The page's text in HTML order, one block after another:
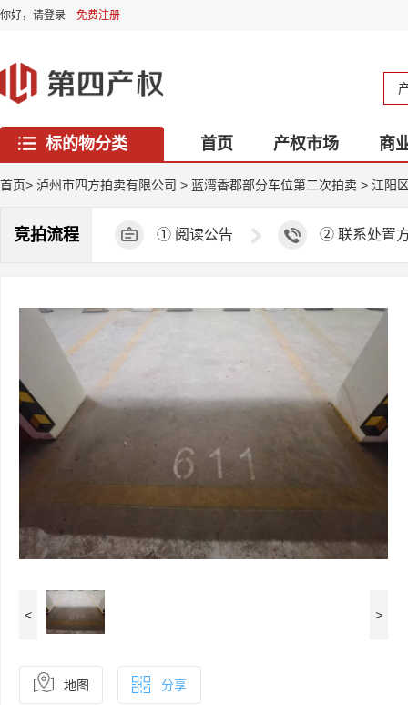
你好， 请登录 免费注册
标的物分类 首页 产权市场
商
西藏专区
首页> 泸州市四方拍卖有限公司 > 蓝湾香郡部分车位第二次拍卖 > 江阳
竞拍流程 ① 阅读公告 ② 联系处置
< >
地图 分享